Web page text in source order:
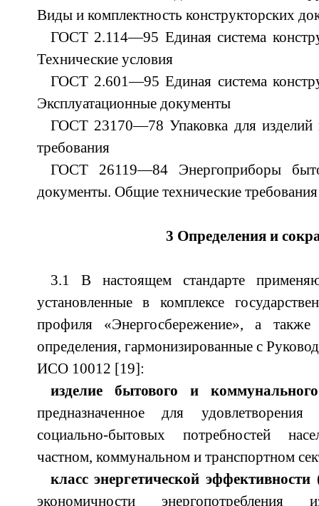
Виды и комплектность конструкторских
ГОСТ 2.114—95 Единая система
Технические условия
ГОСТ 2.601—95 Единая система
Эксплуатационные документы
ГОСТ 23170—78 Упаковка для
требования
ГОСТ 26119—84 Энергоприборы
документы. Общие технические требования
3 Определения и
3.1 В настоящем стандарте
установленные в комплексе
профиля «Энергосбережение», а
определения, гармонизированные с
ИСО 10012 [19]:
изделие бытового и
предназначенное для
социально-бытовых потребностей
частном, коммунальном и транспортном
класс энергетической эффективности
экономичности